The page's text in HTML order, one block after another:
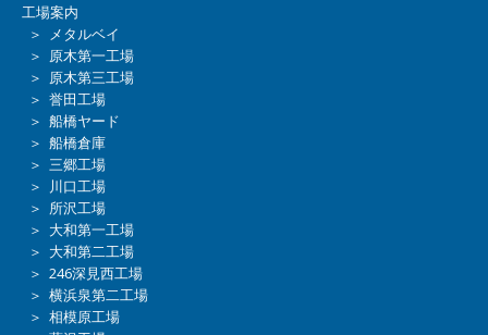
工場案内
＞ メタルベイ
＞ 原木第一工場
＞ 原木第三工場
＞ 誉田工場
＞ 船橋ヤード
＞ 船橋倉庫
＞ 三郷工場
＞ 川口工場
＞ 所沢工場
＞ 大和第一工場
＞ 大和第二工場
＞ 246深見西工場
＞ 横浜泉第二工場
＞ 相模原工場